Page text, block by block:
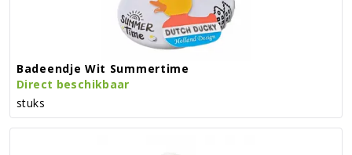
Badeendje Wit Summertime
Direct beschikbaar
stuks